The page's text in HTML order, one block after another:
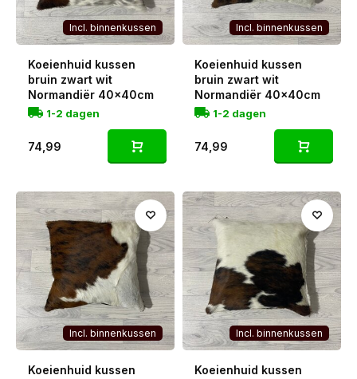
Incl. binnenkussen
Koeienhuid kussen
bruin zwart wit
Normandiër 40x40cm
1-2 dagen
74,99
Incl. binnenkussen
Koeienhuid kussen
bruin zwart wit
Normandiër 40x40cm
1-2 dagen
74,99
Incl. binnenkussen
Koeienhuid kussen
Incl. binnenkussen
Koeienhuid kussen